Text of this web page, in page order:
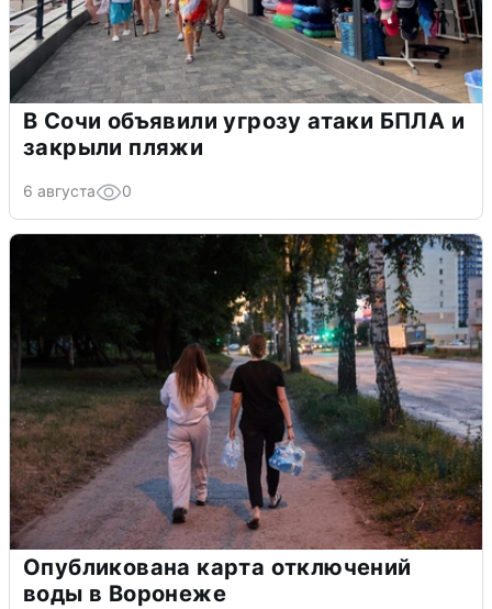
В Сочи объявили угрозу атаки БПЛА и
закрыли пляжи
6 августа 0
Опубликована карта отключений
воды в Воронеже